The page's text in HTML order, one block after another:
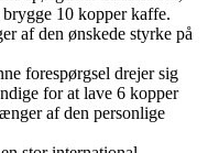
10 kopper kaffe.
af den ønskede styrke på
forespørgsel drejer sig
for at lave 6 kopper
af den personlige